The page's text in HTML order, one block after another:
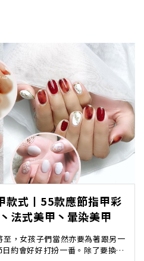
款式丨55款應節指甲彩
法式美甲丶暈染美甲
至，女孩子們當然亦要為著跟另一
約會好好打扮一番。除了要換上